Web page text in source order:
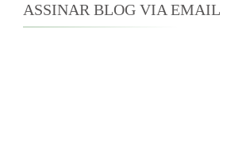
ASSINAR BLOG VIA EMAIL